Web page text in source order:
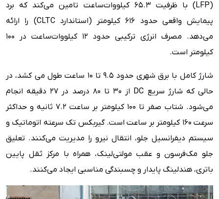
(LFP) با ظرفیت ۶۵.۳ کیلووات‌ساعت تامین می‌کند که برد
پیمایش واقعی حدود ۶۱۶ کیلومتر (استاندارد CLTC) را ارائه
می‌دهد. مصرف انرژی ترکیبی حدود ۱۲ کیلووات‌ساعت در ۱۰۰
کیلومتر است.
شارژ کامل با برق شهری حدود ۹.۵ تا ۱۰ ساعت طول می کشد، در
حالی که شارژ سریع DC از ۳۰ تا ۸۰ درصد در ۲۷ دقیقه انجام
می‌شود. شتاب صفر تا ۱۰۰ کیلومتر بر ساعت ۷.۲ ثانیه و حداکثر
سرعت ۱۶۰ کیلومتر بر ساعت است. گیربکس تک سرعته اتوماتیک و
سیستم دیفرانسیل جلو، انتقال نیرو را مدیریت می‌کنند. تعلیق
جلو مک‌فرسون و عقب مولتی‌لینک، همراه با مرکز ثقل پایین
باتری، هندلینگ پایدار و چسبندگی مناسبی ایجاد می‌کنند.